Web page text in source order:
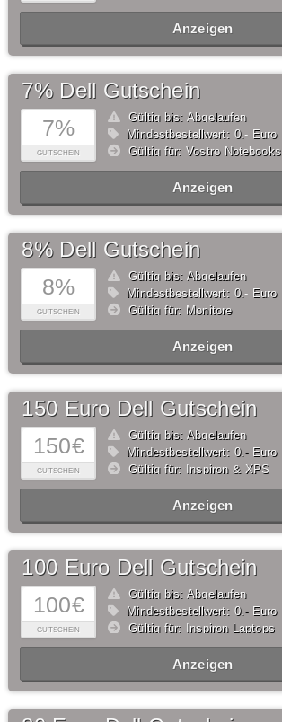
Anzeigen
7%
GUTSCHEIN
7% Dell Gutschein
Gültig bis: Abgelaufen
Mindestbestellwert: 0,- Euro
Gültig für: Vostro Notebooks
Anzeigen
8%
GUTSCHEIN
8% Dell Gutschein
Gültig bis: Abgelaufen
Mindestbestellwert: 0,- Euro
Gültig für: Monitore
Anzeigen
150€
GUTSCHEIN
150 Euro Dell Gutschein
Gültig bis: Abgelaufen
Mindestbestellwert: 0,- Euro
Gültig für: Inspiron & XPS
Anzeigen
100€
GUTSCHEIN
100 Euro Dell Gutschein
Gültig bis: Abgelaufen
Mindestbestellwert: 0,- Euro
Gültig für: Inspiron Laptops
Anzeigen